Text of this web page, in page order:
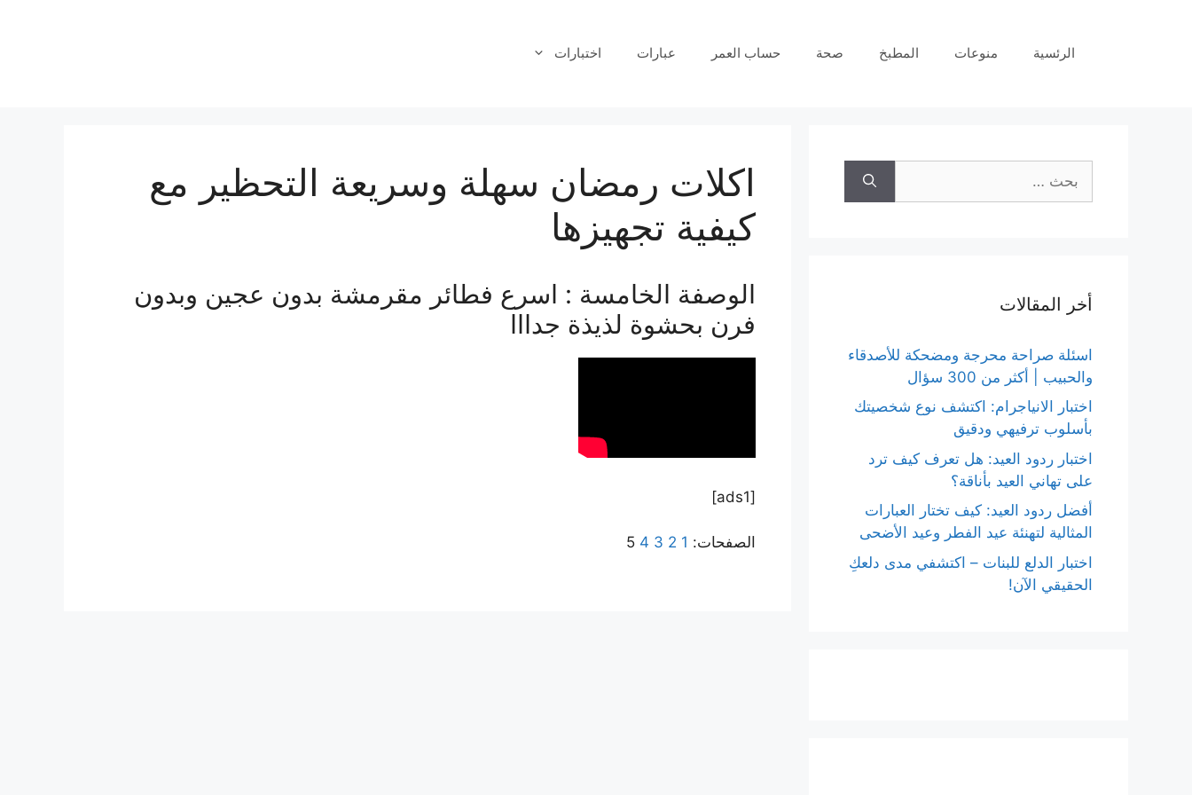
الرئسية منوعات المطبخ صحة حساب العمر عبارات اختبارات
اكلات رمضان سهلة وسريعة التحظير مع
كيفية تجهيزها
الوصفة الخامسة : اسرع فطائر مقرمشة بدون عجين وبدون
فرن بحشوة لذيذة جدااا
[ads1]
الصفحات: 1
2
3
4
5
عن:
أخر المقالات
اسئلة صراحة محرجة ومضحكة للأصدقاء
والحبيب | أكثر من 300 سؤال
اختبار الانياجرام: اكتشف نوع شخصيتك
بأسلوب ترفيهي ودقيق
اختبار ردود العيد: هل تعرف كيف ترد
على تهاني العيد بأناقة؟
أفضل ردود العيد: كيف تختار العبارات
المثالية لتهنئة عيد الفطر وعيد الأضحى
اختبار الدلع للبنات – اكتشفي مدى دلعكِ
الحقيقي الآن!